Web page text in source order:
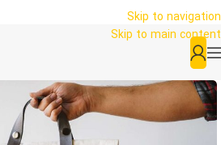
Skip to navigation
Skip to main content